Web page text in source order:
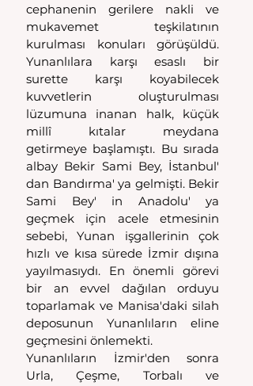
cephanenin gerilere nakli ve
mukavemet teşkilatının
kurulması konuları görüşüldü.
Yunanlılara karşı esaslı bir
surette karşı koyabilecek
kuvvetlerin oluşturulması
lüzumuna inanan halk, küçük
millî  kıtalar  meydana
getirmeye başlamıştı. Bu sırada
albay Bekir Sami Bey, İstanbul'
dan Bandırma' ya gelmişti. Bekir
Sami Bey' in Anadolu' ya
geçmek için acele etmesinin
sebebi, Yunan işgallerinin çok
hızlı ve kısa sürede İzmir dışına
yayılmasıydı. En önemli görevi
bir an evvel dağılan orduyu
toparlamak ve Manisa'daki silah
deposunun Yunanlıların eline
geçmesini önlemekti.
Yunanlıların İzmir'den sonra
Urla, Çeşme, Torbalı ve